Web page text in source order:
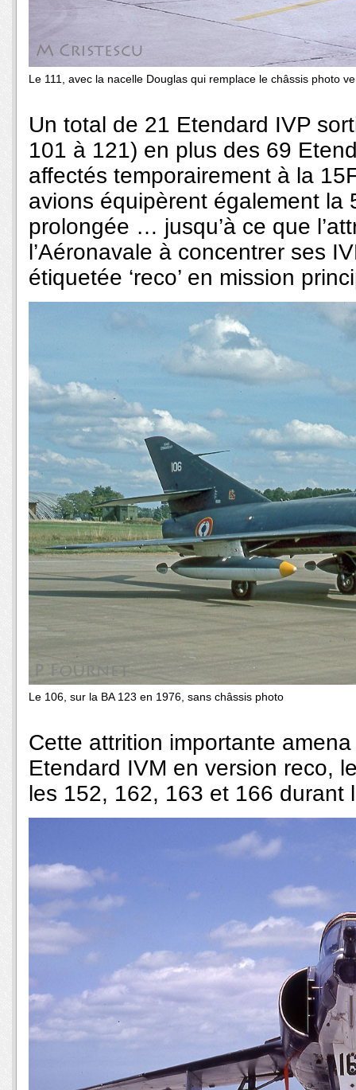
Le 111, avec la nacelle Douglas qui remplace le châssis photo
Un total de 21 Etendard IVP
101 à 121) en plus des 69
affectés temporairement à la
avions équipèrent également la
prolongée … jusqu’à ce que
l’Aéronavale à concentrer ses
étiquetée ‘reco’ en mission
Le 106, sur la BA 123 en 1976, sans châssis photo
Cette attrition importante
Etendard IVM en version reco,
les 152, 162, 163 et 166 durant